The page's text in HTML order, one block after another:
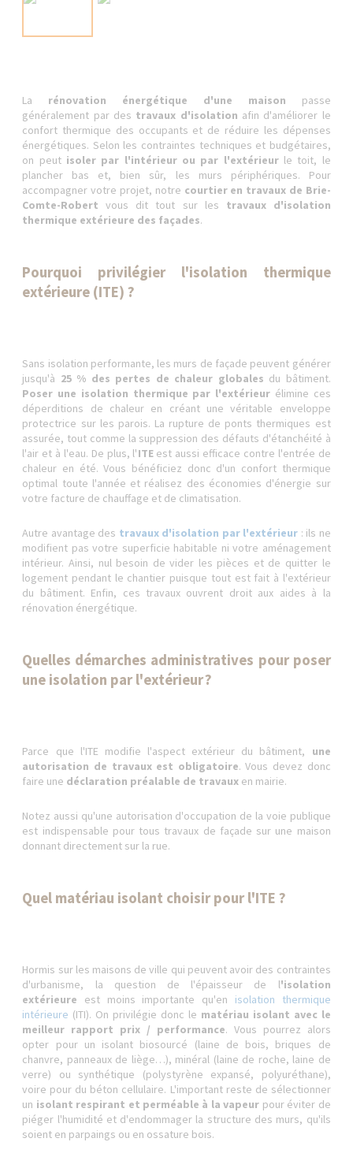
La rénovation énergétique d'une maison passe
généralement par des travaux d'isolation afin d'améliorer le
confort thermique des occupants et de réduire les dépenses
énergétiques. Selon les contraintes techniques et budgétaires,
on peut isoler par l'intérieur ou par l'extérieurle toit, le
plancher bas et, bien sûr, les murs périphériques. Pour
accompagner votre projet, notre courtier en travaux de Brie-
Comte-Robert vous dit tout sur les travaux d'isolation
thermique extérieure des façades.
Pourquoi privilégier l'isolation thermique
extérieure (ITE) ?
Sans isolation performante, les murs de façade peuvent générer
jusqu'à 25 % des pertes de chaleur globales du bâtiment.
Poser une isolation thermique par l'extérieur élimine ces
déperditions de chaleur en créant une véritable enveloppe
protectrice sur les parois. La rupture de ponts thermiques est
assurée, tout comme la suppression des défauts d'étanchéité à
l'air et à l'eau. De plus, l'ITEest aussi efficace contre l'entrée de
chaleur en été. Vous bénéficiez donc d'un confort thermique
optimal toute l'année et réalisez des économies d'énergie sur
votre facture de chauffage et de climatisation.
Autre avantage des travaux d'isolation par l'extérieur : ils ne
modifient pas votre superficie habitable ni votre aménagement
intérieur. Ainsi, nul besoin de vider les pièces et de quitter le
logement pendant le chantier puisque tout est fait à l'extérieur
du bâtiment. Enfin, ces travaux ouvrent droit aux aides à la
rénovation énergétique.
Quelles démarches administratives pour poser
une isolation par l'extérieur ?
Parce que l'ITE modifie l'aspect extérieur du bâtiment, une
autorisation de travaux est obligatoire. Vous devez donc
faire une déclaration préalable de travaux en mairie.
Notez aussi qu'une autorisation d'occupation de la voie publique
est indispensable pour tous travaux de façade sur une maison
donnant directement sur la rue.
Quel matériau isolant choisir pour l'ITE ?
Hormis sur les maisons de ville qui peuvent avoir des contraintes
d'urbanisme, la question de l'épaisseur de l'isolation
extérieure est moins importante qu'en isolation thermique
intérieure (ITI). On privilégie donc le matériau isolant avec le
meilleur rapport prix / performance. Vous pourrez alors
opter pour un isolant biosourcé (laine de bois, briques de
chanvre, panneaux de liège…), minéral (laine de roche, laine de
verre) ou synthétique (polystyrène expansé, polyuréthane),
voire pour du béton cellulaire. L'important reste de sélectionner
un isolant respirant et perméable à la vapeur pour éviter de
piéger l'humidité et d'endommager la structure des murs, qu'ils
soient en parpaings ou en ossature bois.